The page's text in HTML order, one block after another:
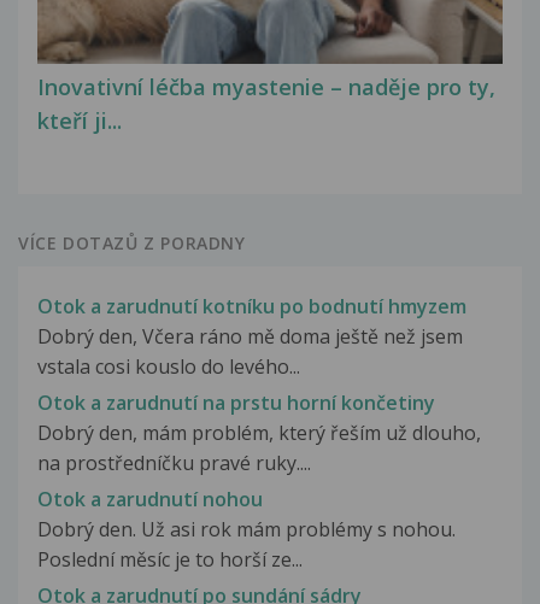
Inovativní léčba myastenie – naděje pro ty,
kteří ji...
VÍCE DOTAZŮ Z PORADNY
Otok a zarudnutí kotníku po bodnutí hmyzem
Dobrý den, Včera ráno mě doma ještě než jsem
vstala cosi kouslo do levého...
Otok a zarudnutí na prstu horní končetiny
Dobrý den, mám problém, který řeším už dlouho,
na prostředníčku pravé ruky....
Otok a zarudnutí nohou
Dobrý den. Už asi rok mám problémy s nohou.
Poslední měsíc je to horší ze...
Otok a zarudnutí po sundání sádry